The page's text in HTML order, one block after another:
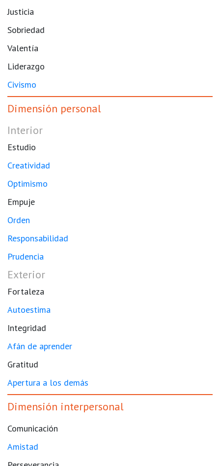
Justicia
Sobriedad
Valentía
Liderazgo
Civismo
Dimensión personal
Interior
Estudio
Creatividad
Optimismo
Empuje
Orden
Responsabilidad
Prudencia
Exterior
Fortaleza
Autoestima
Integridad
Afán de aprender
Gratitud
Apertura a los demás
Dimensión interpersonal
Comunicación
Amistad